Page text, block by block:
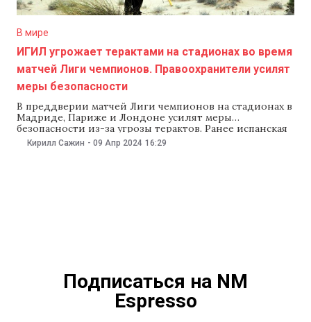
В мире
ИГИЛ угрожает терактами на стадионах во время
матчей Лиги чемпионов. Правоохранители усилят
меры безопасности
В преддверии матчей Лиги чемпионов на стадионах в
Мадриде, Париже и Лондоне усилят меры
безопасности из-за угрозы терактов. Ранее испанская
газета Marca сообщала, что «Исламское государство»
угрожает организовать теракты на матчах
Кирилл Сажин - 09 Апр 2024 16:29
Подписаться на NM
Espresso